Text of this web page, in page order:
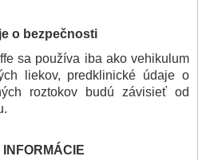
o bezpečnosti
sa používa iba ako vehikulum
liekov, predklinické údaje o
roztokov budú závisieť od